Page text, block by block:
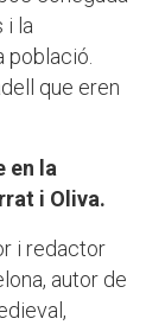
i la
població.
que eren
en la
i Oliva.
i redactor
autor de